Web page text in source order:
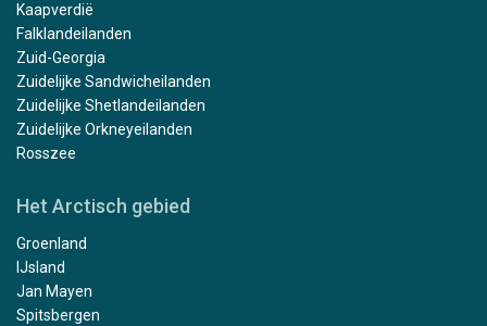
Kaapverdië
Falklandeilanden
Zuid-Georgia
Zuidelijke Sandwicheilanden
Zuidelijke Shetlandeilanden
Zuidelijke Orkneyeilanden
Rosszee
Het Arctisch gebied
Groenland
IJsland
Jan Mayen
Spitsbergen